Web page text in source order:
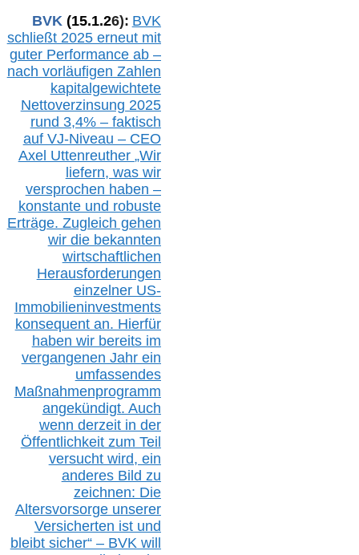
BVK (15.1.26): BVK
schließt 2025 erneut mit
guter Performance ab –
nach vorläufigen Zahlen
kapitalgewichtete
Nettoverzinsung 2025
rund 3,4% – faktisch
auf VJ-Niveau – CEO
Axel Uttenreuther „Wir
liefern, was wir
versprochen haben –
konstante und robuste
Erträge. Zugleich gehen
wir die bekannten
wirtschaftlichen
Herausforderungen
einzelner US-
Immobilieninvestments
konsequent an. Hierfür
haben wir bereits im
vergangenen Jahr ein
umfassendes
Maßnahmenprogramm
angekündigt. Auch
wenn derzeit in der
Öffentlichkeit zum Teil
versucht wird, ein
anderes Bild zu
zeichnen: Die
Altersvorsorge unserer
Versicherten ist und
bleibt sicher“ – BVK will